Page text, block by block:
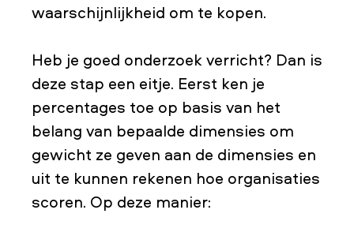
waarschijnlijkheid om te kopen.
Heb je goed onderzoek verricht? Dan is
deze stap een eitje. Eerst ken je
percentages toe op basis van het
belang van bepaalde dimensies om
gewicht ze geven aan de dimensies en
uit te kunnen rekenen hoe organisaties
scoren. Op deze manier: